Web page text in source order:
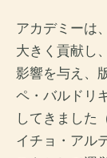
アカデミーは
大きく貢献し
影響を与え、
ペ・バルドリ
してきました
イチョ・アル